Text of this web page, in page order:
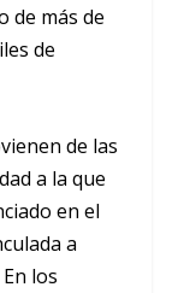
de más de
de
de las
a la que
en el
a
los